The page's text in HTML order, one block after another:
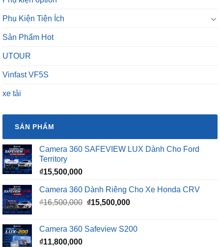
Phụ Kiện Tiện Ích
Sản Phẩm Hot
UTOUR
Vinfast VF5S
xe tải
SẢN PHẨM
Camera 360 SAFEVIEW LUX Dành Cho Ford
Territory
₫15,500,000
Camera 360 Dành Riêng Cho Xe Honda CRV
₫16,500,000 Giá
₫16,500,000.
₫15,500,000Giá
là:
Camera 360 Safeview S200
₫11,800,000